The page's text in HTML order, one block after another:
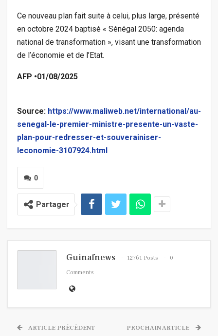
Ce nouveau plan fait suite à celui, plus large, présenté
en octobre 2024 baptisé « Sénégal 2050: agenda
national de transformation », visant une transformation
de l’économie et de l’Etat.
AFP •01/08/2025
Source: https://www.maliweb.net/international/au-
senegal-le-premier-ministre-presente-un-vaste-
plan-pour-redresser-et-souverainiser-
leconomie-3107924.html
0
Partager
Guinafnews 12761 Posts
0
Comments
ARTICLE PRÉCÉDENT PROCHAIN ARTICLE